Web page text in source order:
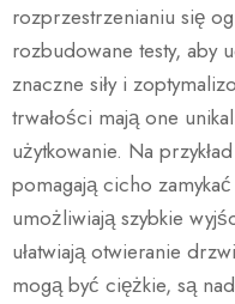
rozprzestrzenianiu się
rozbudowane testy, aby
znaczne siły i
trwałości mają one
użytkowanie. Na
pomagają cicho
umożliwiają szybkie
ułatwiają otwieranie
mogą być ciężkie, są